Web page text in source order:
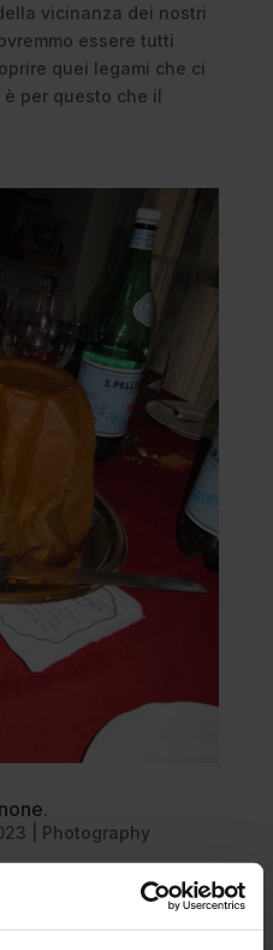
vicinanza dei nostri
essere tutti
quei legami che ci
per questo che il
Photography
spesso dimentichiamo
vicinanza dei nostri